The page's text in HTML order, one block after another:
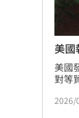
美
美國
對等
ART
2026/